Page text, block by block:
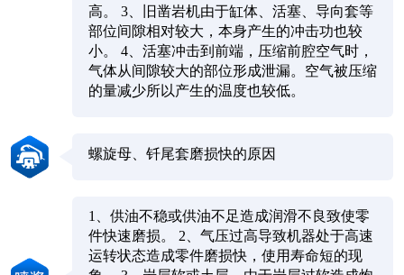
高。 3、旧凿岩机由于缸体、活塞、导向套等
部位间隙相对较大，本身产生的冲击功也较
小。 4、活塞冲击到前端，压缩前腔空气时，
气体从间隙较大的部位形成泄漏。空气被压缩
的量减少所以产生的温度也较低。
螺旋母、钎尾套磨损快的原因
1、供油不稳或供油不足造成润滑不良致使零
件快速磨损。 2、气压过高导致机器处于高速
运转状态造成零件磨损快，使用寿命短的现